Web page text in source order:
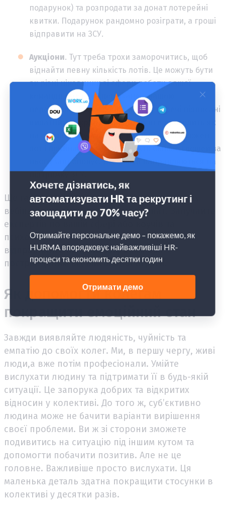
подарунок) та розпродати за донат лотерейні
квитки. Подарунок рандомно розіграти, а гроші
відправити на ЗСУ.
Аукціони. Тут треба трохи заморочитись, щоб
віднайти певну кількість лотів. Це можуть бути
як різні цікавинки зі сфери роботи вашої
команди, так і все пов’язане з нашою
перемогою. Також добре підійдуть речі підписані
видатними українцями. Потім все проходить як
на звичайному аукціоні: виставляється кожен
лот і починається змагання хто більше грошей за
нього запропонує. Всі кошти направляються на
Ще гарно спрацьовує проведення корисних
вебінарів та майстер класів за донат. Залучайте
експертів по вашій сфері або коучів та
психологів до співпраці,а гроші від колег
відправляйте на допомогу армії або
постраждалим від військової агресії.
Як допомогти колегам
покращити емоційний стан
Завжди виявляйте людяність, чуйність та
емпатію до своїх колег. Ми, в першу чергу, живі
люди,а вже потім професіонали. Умійте
вислухати людину та підтримати її в будь-якій
ситуації. Це запорука добрих та відкритих
відносин у колективі. До того ж, суб’єктивно
людина може не бачити варіанти вирішення
своєї проблеми. Ви ж зі сторони зможете
подивитись на ситуацію під іншим кутом та
допомогти побачити позитив. Але не це
головне. Важливіше просто вислухати. Ця
маленька деталь здатна покращити стосунки в
колективі у десятки разів.